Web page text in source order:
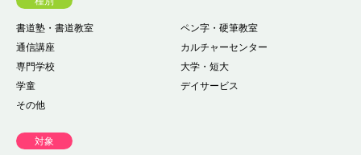
書道塾・書道教室
ペン字・硬筆教室
通信講座
カルチャーセンター
専門学校
大学・短大
学童
デイサービス
その他
対象